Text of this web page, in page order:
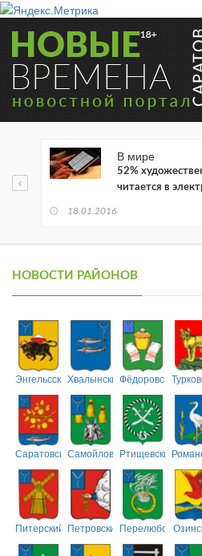
В мире
52%
читается в
18.01.2016
НОВОСТИ РАЙОНОВ
ЭнгельсскийХвалынскийФёдоровский
СаратовскийСамойловскийРтищевский
Питерский ПетровскийПерелюбский